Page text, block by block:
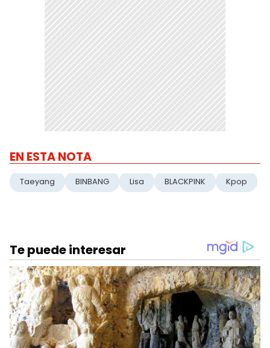
EN ESTA NOTA
Taeyang BINBANG Lisa BLACKPINK Kpop